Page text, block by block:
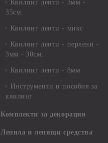
Квилинг ленти - 3мм -
35см.
Квилинг ленти - микс
Квилинг ленти - перлени -
3мм - 30см.
Квилинг ленти - 8мм
Инструменти и пособия за
квилинг
Комплекти за декорация
Лепила и лепящи средства